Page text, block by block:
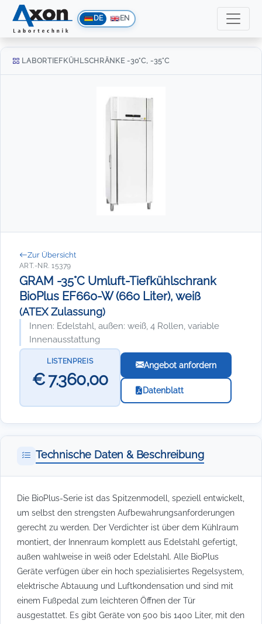
DE EN
LABORTIEFKÜHLSCHRÄNKE -30°C, -35°C
Zur Übersicht
ART.-NR. 15379
GRAM -35°C Umluft-Tiefkühlschrank
BioPlus EF660-W (660 Liter), weiß
(ATEX Zulassung)
Innen: Edelstahl, außen: weiß, 4 Rollen, variable
Innenausstattung
LISTENPREIS
€ 7.360,00
Angebot anfordern
Datenblatt
Technische Daten & Beschreibung
Die BioPlus-Serie ist das Spitzenmodell, speziell entwickelt,
um selbst den strengsten Aufbewahrungsanforderungen
gerecht zu werden. Der Verdichter ist über dem Kühlraum
montiert, der Innenraum komplett aus Edelstahl gefertigt,
außen wahlweise in weiß oder Edelstahl. Alle BioPlus
Geräte verfügen über ein hoch spezialisiertes Regelsystem,
elektrische Abtauung und Luftkondensation und sind mit
einem Fußpedal zum leichteren Öffnen der Tür
ausgestattet. Es gibt Geräte von 500 bis 1400 Liter, mit den